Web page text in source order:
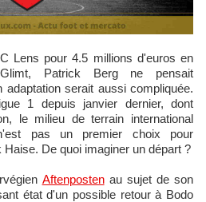
Patrick Berg ne pensait
adaptation serait aussi compliquée.
1 depuis janvier dernier, dont
le milieu de terrain international
pas un premier choix pour
De quoi imaginer un départ ?
Aftenpostenau sujet de son
état d'un possible retour à Bodo